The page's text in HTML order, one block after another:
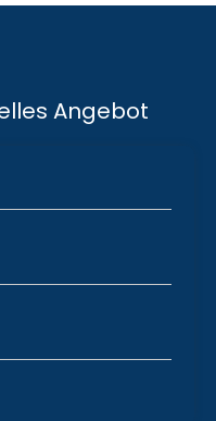
Angebot